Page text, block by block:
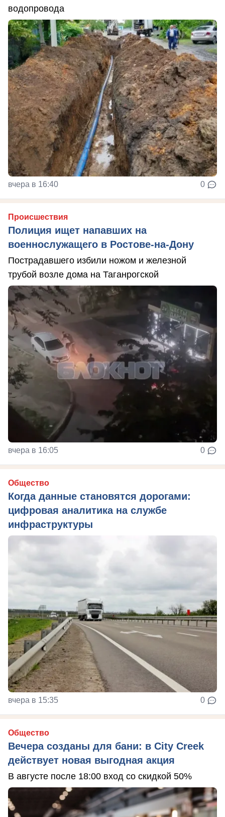
водопровода
вчера в 16:40 0
Происшествия
Полиция ищет напавших на
военнослужащего в Ростове-на-Дону
Пострадавшего избили ножом и железной
трубой возле дома на Таганрогской
вчера в 16:05 0
Общество
Когда данные становятся дорогами:
цифровая аналитика на службе
инфраструктуры
вчера в 15:35 0
Общество
Вечера созданы для бани: в City Creek
действует новая выгодная акция
В августе после 18:00 вход со скидкой 50%